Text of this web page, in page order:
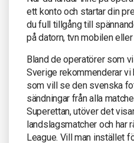
ett konto och startar din
du full tillgång till
på datorn, tvn mobilen
Bland de operatörer som
Sverige rekommenderar
som vill se den svenska
sändningar från alla
Superettan, utöver det
landslagsmatcher och har
League. Vill man instället